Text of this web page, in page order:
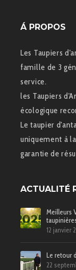
Á PROPOS
Les Taupiers
famille de 3
service.
les Taupiers
écologique
Le taupier
uniquement à
garantie de
ACTUALITÉ
Meilleurs
12 janvier
Le retour
22